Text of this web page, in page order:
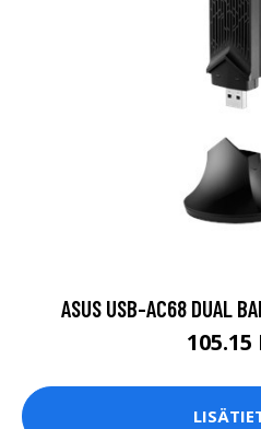
ASUS USB-AC68 DUAL
105.15